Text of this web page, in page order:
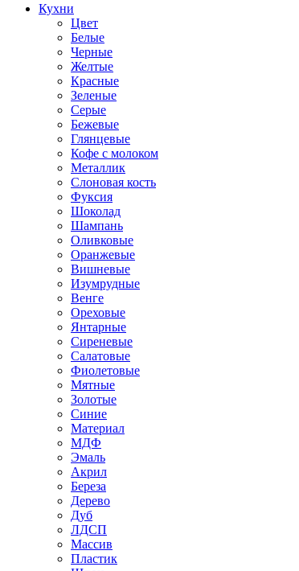
Кухни
Цвет
Белые
Черные
Желтые
Красные
Зеленые
Серые
Бежевые
Глянцевые
Кофе с молоком
Металлик
Слоновая кость
Фуксия
Шоколад
Шампань
Оливковые
Оранжевые
Вишневые
Изумрудные
Венге
Ореховые
Янтарные
Сиреневые
Салатовые
Фиолетовые
Мятные
Золотые
Синие
Материал
МДФ
Эмаль
Акрил
Береза
Дерево
Дуб
ЛДСП
Массив
Пластик